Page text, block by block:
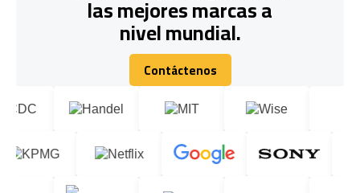
las mejores marcas a
nivel mundial.
Contáctenos
Contáctenos